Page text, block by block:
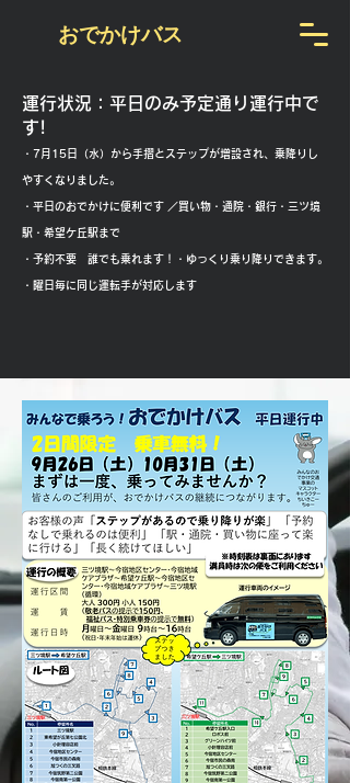
おでかけバス
運行状況：平日のみ予定通り運行中で
す!
・7月15日（水）から手摺とステップが増設され、乗降りし
やすくなりました。
・平日のおでかけに便利です ／買い物・通院・銀行・三ツ境
駅・希望ケ丘駅まで
・予約不要 誰でも乗れます！・ゆっくり乗り降りできます。
・曜日毎に同じ運転手が対応します